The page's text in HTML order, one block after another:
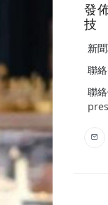
發
技
新
聯
聯